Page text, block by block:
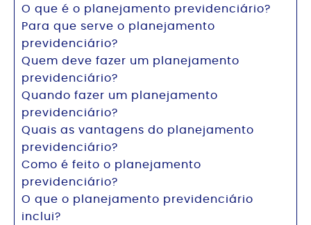
O que é o planejamento previdenciário?
Para que serve o planejamento
previdenciário?
Quem deve fazer um planejamento
previdenciário?
Quando fazer um planejamento
previdenciário?
Quais as vantagens do planejamento
previdenciário?
Como é feito o planejamento
previdenciário?
O que o planejamento previdenciário
inclui?